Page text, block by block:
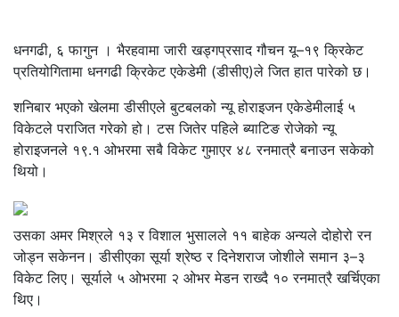
धनगढी, ६ फागुन । भैरहवामा जारी खड्गप्रसाद गौचन यू–१९ क्रिकेट
प्रतियोगितामा धनगढी क्रिकेट एकेडेमी (डीसीए)ले जित हात पारेको छ।
शनिबार भएको खेलमा डीसीएले बुटबलको न्यू होराइजन एकेडेमीलाई ५
विकेटले पराजित गरेको हो। टस जितेर पहिले ब्याटिङ रोजेको न्यू
होराइजनले १९.१ ओभरमा सबै विकेट गुमाएर ४८ रनमात्रै बनाउन सकेको
थियो।
उसका अमर मिश्रले १३ र विशाल भुसालले ११ बाहेक अन्यले दोहोरो रन
जोड्न सकेनन। डीसीएका सूर्या श्रेष्ठ र दिनेशराज जोशीले समान ३–३
विकेट लिए। सूर्याले ५ ओभरमा २ ओभर मेडन राख्दै १० रनमात्रै खर्चिएका
थिए।